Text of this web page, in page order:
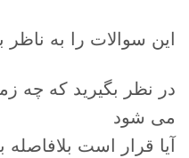
این سوالات را به ناظر
در نظر بگیرید که چه
می شود
آیا قرار است